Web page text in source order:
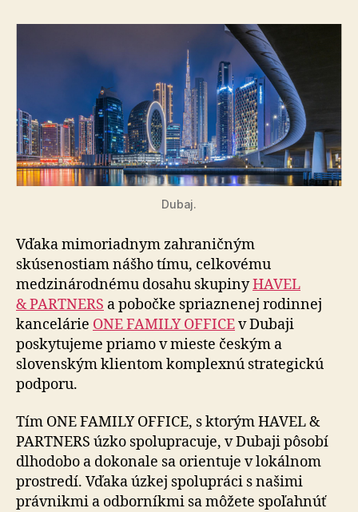
Dubaj.
Vďaka mimoriadnym zahraničným
skúsenostiam nášho tímu, celkovému
medzinárodnému dosahu skupinyHAVEL
& PARTNERS a pobočke spriaznenej rodinnej
kancelárie ONE FAMILY OFFICEv Dubaji
poskytujeme priamo v mieste českým a
slovenským klientom komplexnú strategickú
podporu.
Tím ONE FAMILY OFFICE, s ktorým HAVEL &
PARTNERS úzko spolupracuje, v Dubaji pôsobí
dlhodobo a dokonale sa orientuje v lokálnom
prostredí. Vďaka úzkej spolupráci s našimi
právnikmi a odborníkmi sa môžete spoľahnúť